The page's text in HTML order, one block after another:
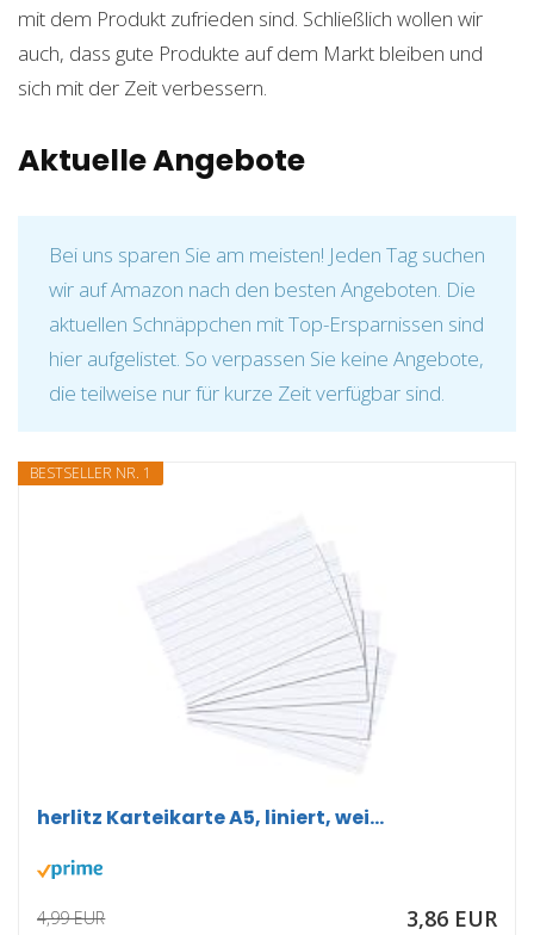
mit dem Produkt zufrieden sind. Schließlich wollen wir
auch, dass gute Produkte auf dem Markt bleiben und
sich mit der Zeit verbessern.
Aktuelle Angebote
Bei uns sparen Sie am meisten! Jeden Tag suchen
wir auf Amazon nach den besten Angeboten. Die
aktuellen Schnäppchen mit Top-Ersparnissen sind
hier aufgelistet. So verpassen Sie keine Angebote,
die teilweise nur für kurze Zeit verfügbar sind.
BESTSELLER NR. 1
herlitz Karteikarte A5, liniert, wei...
4,99 EUR 3,86 EUR